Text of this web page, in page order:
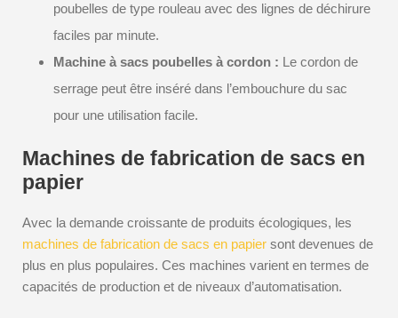
poubelles de type rouleau avec des lignes de déchirure
faciles par minute.
Machine à sacs poubelles à cordon : Le cordon de
serrage peut être inséré dans l’embouchure du sac
pour une utilisation facile.
Machines de fabrication de sacs en
papier
Avec la demande croissante de produits écologiques, les
machines de fabrication de sacs en papier sont devenues de
plus en plus populaires. Ces machines varient en termes de
capacités de production et de niveaux d’automatisation.